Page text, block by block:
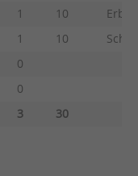
1 10
Erb,
1 10
0
0
3
30